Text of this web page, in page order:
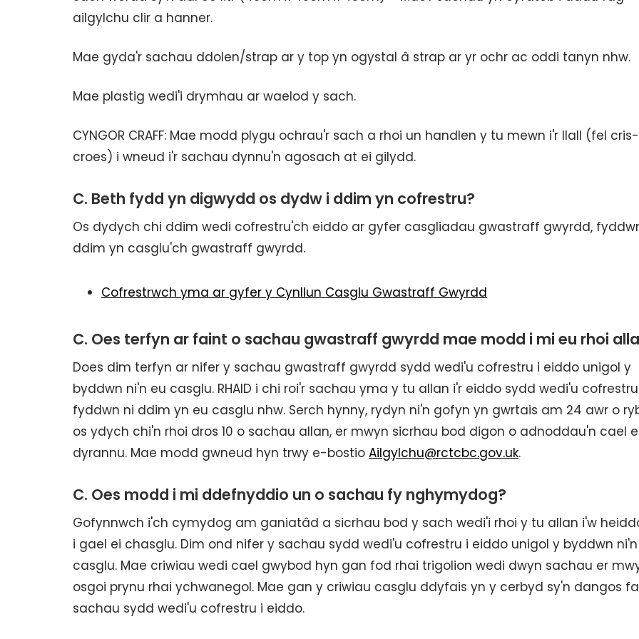
ailgylchu clir a hanner.
Mae gyda'r sachau ddolen/strap ar y top yn ogystal â strap ar yr ochr ac oddi tanyn nhw.
Mae plastig wedi'i drymhau ar waelod y sach.
CYNGOR CRAFF: Mae modd plygu ochrau'r sach a rhoi un handlen y tu mewn i'r llall (fel cris-
croes) i wneud i'r sachau dynnu'n agosach at ei gilydd.
C. Beth fydd yn digwydd os dydw i ddim yn cofrestru?
Os dydych chi ddim wedi cofrestru'ch eiddo ar gyfer casgliadau gwastraff gwyrdd,
ddim yn casglu'ch gwastraff gwyrdd.
Cofrestrwch yma ar gyfer y Cynllun Casglu Gwastraff Gwyrdd
C. Oes terfyn ar faint o sachau gwastraff gwyrdd mae modd i mi eu rhoi
Does dim terfyn ar nifer y sachau gwastraff gwyrdd sydd wedi'u cofrestru i eiddo unigol y
byddwn ni'n eu casglu. RHAID i chi roi'r sachau yma y tu allan i'r eiddo sydd wedi'u
fyddwn ni ddim yn eu casglu nhw. Serch hynny, rydyn ni'n gofyn yn gwrtais am 24 awr o
os ydych chi'n rhoi dros 10 o sachau allan, er mwyn sicrhau bod digon o adnoddau'n cael
dyrannu. Mae modd gwneud hyn trwy e-bostio Ailgylchu@rctcbc.gov.uk.
C. Oes modd i mi ddefnyddio un o sachau fy nghymydog?
Gofynnwch i'ch cymydog am ganiatâd a sicrhau bod y sach wedi'i rhoi y tu allan i'w
i gael ei chasglu. Dim ond nifer y sachau sydd wedi'u cofrestru i eiddo unigol y byddwn
casglu. Mae criwiau wedi cael gwybod hyn gan fod rhai trigolion wedi dwyn sachau er
osgoi prynu rhai ychwanegol. Mae gan y criwiau casglu ddyfais yn y cerbyd sy'n dangos
sachau sydd wedi'u cofrestru i eiddo.